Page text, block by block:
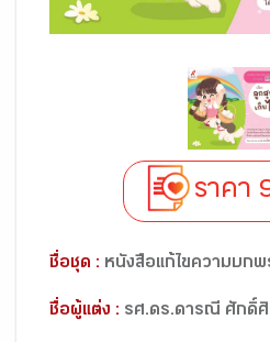
ราคา
ชื่อชุด : หนังสือแก้ไขความบก
ชื่อผู้แต่ง : รศ.ดร.ดารณี ศักดิ์